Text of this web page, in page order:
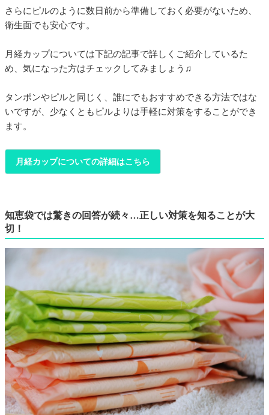
さらにピルのように数日前から準備しておく必要がないため、
衛生面でも安心です。
月経カップについては下記の記事で詳しくご紹介しているた
め、気になった方はチェックしてみましょう♫
タンポンやピルと同じく、誰にでもおすすめできる方法ではな
いですが、少なくともピルよりは手軽に対策をすることができ
ます。
月経カップについての詳細はこちら
知恵袋では驚きの回答が続々…正しい対策を知ることが大
切！